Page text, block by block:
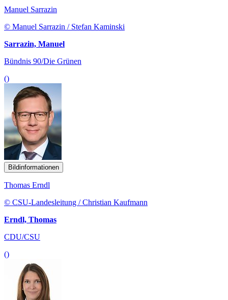
Manuel Sarrazin
© Manuel Sarrazin / Stefan Kaminski
Sarrazin, Manuel
Bündnis 90/Die Grünen
()
Bildinformationen
Thomas Erndl
© CSU-Landesleitung / Christian Kaufmann
Erndl, Thomas
CDU/CSU
()